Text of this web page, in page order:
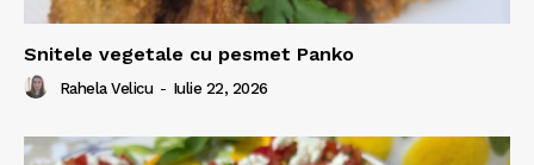
Snitele vegetale cu pesmet Panko
Rahela Velicu - Iulie 22, 2026